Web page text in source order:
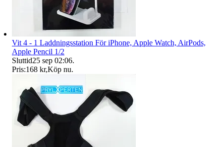
Vit 4 - 1 Laddningsstation För iPhone, Apple Watch, AirPods,
Apple Pencil 1/2
Sluttid25 sep 02:06.
Pris:168 kr,Köp nu.